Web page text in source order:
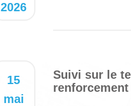
2026
15
mai
Suivi sur le